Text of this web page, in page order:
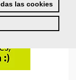
las cookies